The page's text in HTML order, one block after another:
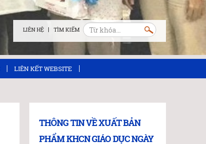
LIÊN HỆ
LIÊN KẾT WEBSITE
THÔNG TIN VỀ XUẤT BẢN
PHẨM KHCN GIÁO DỤC NGÀY